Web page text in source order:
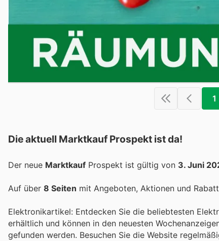
1
Die aktuell Marktkauf Prospekt ist da!
Der neue Marktkauf Prospekt ist gültig von 3. Juni
Auf über 8 Seiten mit Angeboten, Aktionen und
Elektronikartikel: Entdecken Sie die beliebtesten
erhältlich und können in den neuesten
gefunden werden. Besuchen Sie die Website